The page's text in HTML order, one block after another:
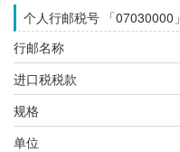
个人行邮税号 「07030000」
行邮名称
进口税税款
规格
单位